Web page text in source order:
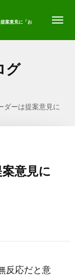
案意見に「お
グ
ダーは提案意見に
意見に
反応だと意